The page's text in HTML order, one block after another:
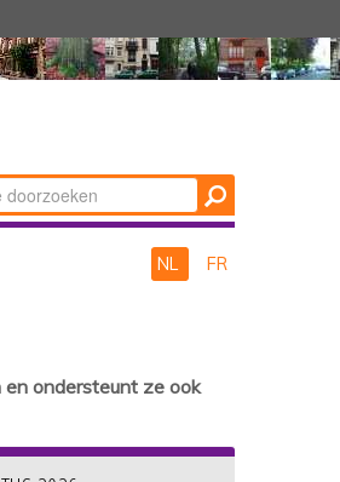
NL FR
en ondersteunt ze ook